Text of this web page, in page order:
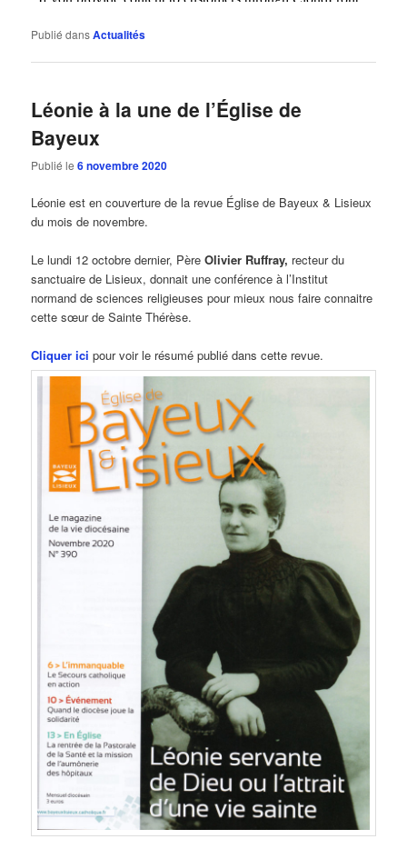
Publié dansActualités
Léonie à la une de l’Église de
Bayeux
Publié le6 novembre 2020
Léonie est en couverture de la revue Église de Bayeux & Lisieux
du mois de novembre.
Le lundi 12 octobre dernier, PèreOlivier Ruffray, recteur du
sanctuaire de Lisieux, donnait une conférence à l’Institut
normand de sciences religieuses pour mieux nous faire connaitre
cette sœur de Sainte Thérèse.
Cliquer ici pour voir le résumé publié dans cette revue.